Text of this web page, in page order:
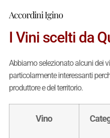
Accordini Igino
I Vini scelti da
Abbiamo selezionato alcuni dei
particolarmente interessanti
produttore e del territorio.
Vino